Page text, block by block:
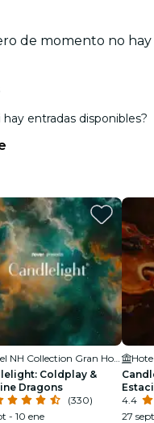
de momento no hay
entradas disponibles?
Coldplay &
Dragons
(330)
- 10 ene
4.4
27 sept